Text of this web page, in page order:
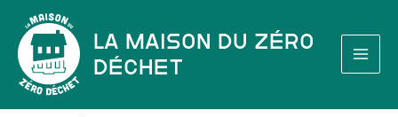
contenu
La Maison du Zéro
Déchet